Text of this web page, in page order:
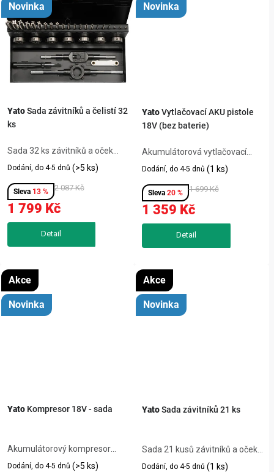
Yato Sada závitníků a čelistí 32
ks
Novinka
Dodání, do 4-5 dnů (>5 ks)
13 %
1 799 Kč
2 087 Kč
Sada 32 ks závitníků a oček
Yato z rychlořezné oceli HSS
pro ruční řezání a opravu
vnitřních i vnějších závitů M3-
M12. Sadové závitníky ve třech
stupních zajistí přesné a čisté...
Yato Vytlačovací AKU pistole
18V (bez baterie)
Novinka
Dodání, do 4-5 dnů (1 ks)
20 %
1 359 Kč
1 699 Kč
Akumulátorová vytlačovací
pistole Yato 18V ocení každý,
kdo pracuje s lepidly, tmely
nebo silikony na stavbě i při
montážních pracích. Bez
kabelu se dostanete kamkoli,
kovový...
Yato Kompresor 18V - sada
Akce
Novinka
Dodání, do 4-5 dnů (>5 ks)
Akumulátorový kompresor
Yato 18V si poradí s
Yato Sada závitníků 21 ks
Akce
Novinka
Dodání, do 4-5 dnů (1 ks)
Sada 21 kusů závitníků a oček
Yato z rychlořezné oceli HSS